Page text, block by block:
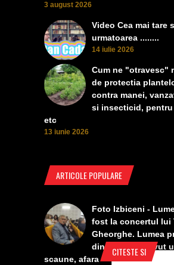
CITESTE SI
3 august 2026
Video Cea mai tare
urmatoarea ........
14 iulie 2026
Cum ne "otravesc"
de protectia
contra manei,
si insecticid, pentru
etc
13 iunie 2026
ARTICOLE POPULARE
Foto Izbiceni -
fost la concertul lui
Gheorghe. Lumea
din Izbiceni a avut
scaune, afara